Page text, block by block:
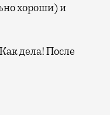
хороши) и
дела! После